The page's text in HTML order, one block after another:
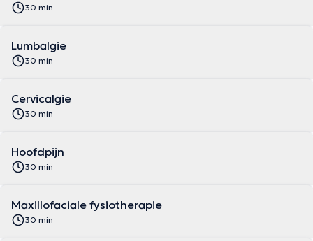
30 min
Lumbalgie
30 min
Cervicalgie
30 min
Hoofdpijn
30 min
Maxillofaciale fysiotherapie
30 min